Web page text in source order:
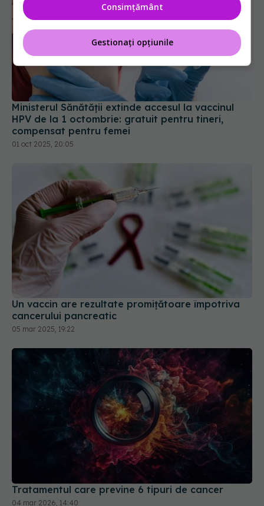
Ministerul Sănătății extinde accesul la vaccinul
HPV de la 1 octombrie: gratuit pentru tineri,
compensat pentru femei
01 oct 2025, 20:05
Un vaccin are rezultate promițătoare împotriva
cancerului pancreatic
05 mar 2025, 19:22
Tratamentul care previne 6 tipuri de cancer
Consimțământ
Gestionați opțiunile